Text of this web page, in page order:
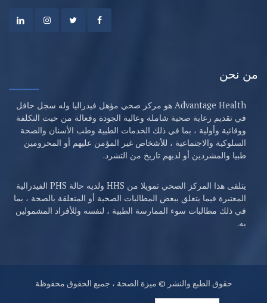
من نحن
Advantage Health هو مركز صحي مؤهل فيدراليا وله سجل حافل
في تقديم رعاية صحية شاملة وعالية الجودة وفعالة من حيث التكلفة
ووقائية وأولية ، بما في ذلك الخدمات الطبية وطب الأسنان والصحة
السلوكية والاجتماعية ، للأشخاص غير المؤمن عليهم أو المحرومين
طبيا والمشردين أو لديهم تاريخ من التشرد.
يتلقى هذا المركز الصحي تمويلا من HHS ولديه حالة PHS الفيدرالية
المعتبرة فيما يتعلق ببعض المطالبات الصحية أو المتعلقة بالصحة ، بما
في ذلك مطالبات سوء الممارسة الطبية ، لنفسه وللأفراد المشمولين
به.
حقوق الطبع والنشر © ميزة الصحة ، جميع الحقوق محفوظة